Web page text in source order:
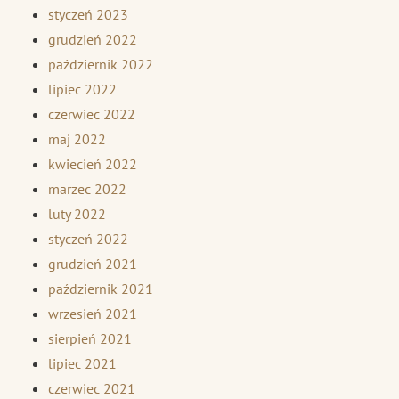
styczeń 2023
grudzień 2022
październik 2022
lipiec 2022
czerwiec 2022
maj 2022
kwiecień 2022
marzec 2022
luty 2022
styczeń 2022
grudzień 2021
październik 2021
wrzesień 2021
sierpień 2021
lipiec 2021
czerwiec 2021